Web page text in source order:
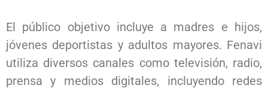
El público objetivo incluye a madres e hijos,
jóvenes deportistas y adultos mayores. Fenavi
utiliza diversos canales como televisión, radio,
prensa y medios digitales, incluyendo redes